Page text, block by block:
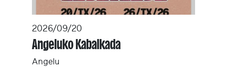
2026/09/20
Angeluko Kabalkada
Angelu